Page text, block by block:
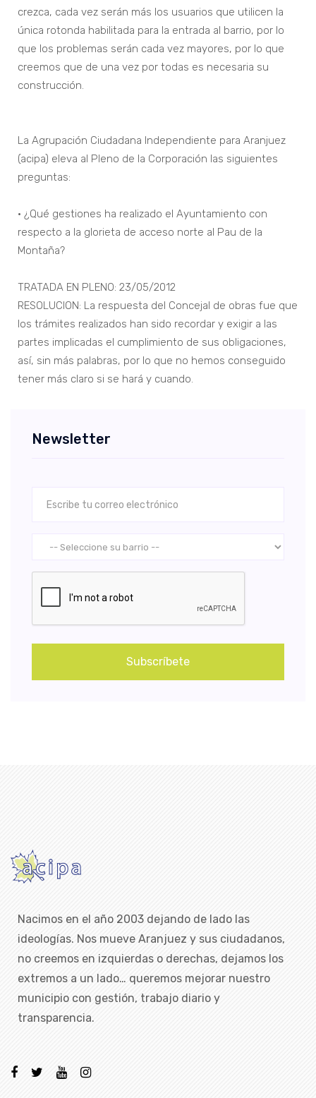
crezca, cada vez serán más los usuarios que utilicen la
única rotonda habilitada para la entrada al barrio, por lo
que los problemas serán cada vez mayores, por lo que
creemos que de una vez por todas es necesaria su
construcción.
La Agrupación Ciudadana Independiente para Aranjuez
(acipa) eleva al Pleno de la Corporación las siguientes
preguntas:
• ¿Qué gestiones ha realizado el Ayuntamiento con
respecto a la glorieta de acceso norte al Pau de la
Montaña?
TRATADA EN PLENO: 23/05/2012
RESOLUCION: La respuesta del Concejal de obras fue que
los trámites realizados han sido recordar y exigir a las
partes implicadas el cumplimiento de sus obligaciones,
así, sin más palabras, por lo que no hemos conseguido
tener más claro si se hará y cuando.
Newsletter
Subscríbete
Nacimos en el año 2003 dejando de lado las
ideologías. Nos mueve Aranjuez y sus ciudadanos,
no creemos en izquierdas o derechas, dejamos los
extremos a un lado… queremos mejorar nuestro
municipio con gestión, trabajo diario y
transparencia.